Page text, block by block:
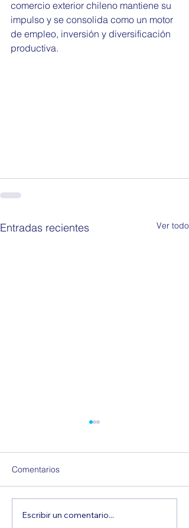
comercio exterior chileno mantiene su
impulso y se consolida como un motor
de empleo, inversión y diversificación
productiva.
Entradas recientes Ver todo
IVA Digital: la respuesta al
Comentarios
Escribir un comentario...